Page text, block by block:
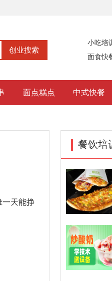
小吃培
面食快
面点糕点 中式快餐
一天能挣
餐饮培